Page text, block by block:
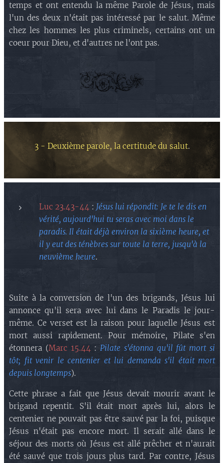
temps et ont entendu la même Parole de Jésus, mais
l'un des deux n'était pas intéressé par le salut. Même
chez les hommes les plus criminels, certains ont un
coeur pour Dieu, et d'autres ne l'ont pas.
3 - Deuxième parole, la certitude du salut.
Luc 23.43-44 : Jésus lui répondit: Je te le dis en
vérité, aujourd'hui tu seras avec moi dans le
paradis. Il était déjà environ la sixième heure, et
il y eut des ténèbres sur toute la terre, jusqu'à la
neuvième heure.
Suite à la conversion de l'un des brigands, Jésus lui
annonce qu'il sera avec lui dans le Paradis le jour-
même. Ce verset est la raison pour laquelle Jésus est
mort aussi rapidement. Pour mémoire, Pilate s'en
étonnera (Marc 15.44 : Pilate s'étonna qu'il fût mort si
tôt; fit venir le centenier et lui demanda s'il était mort
depuis longtemps).
Cette phrase a fait que Jésus devait mourir avant le
brigand repentit. S'il était mort après lui, alors le
centenier ne pouvait pas être sauvé par la foi, puisque
Jésus n'était pas encore mort. Il serait allé dans le
séjour des morts où Jésus est allé prêcher et n'aurait
été sauvé que trois jours plus tard. Par contre, Jésus